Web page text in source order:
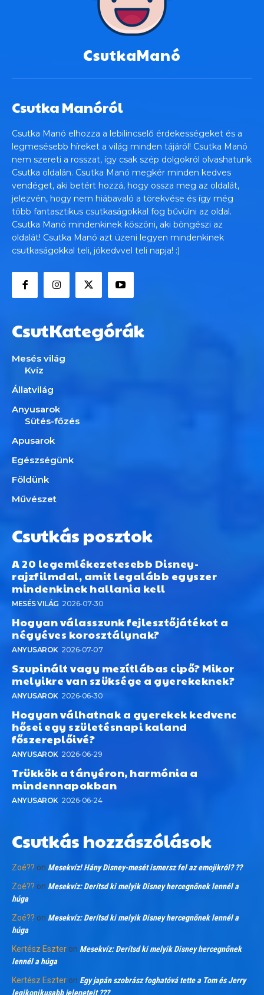
CsutkaManó
Csutka Manóról
Csutka Manó elhozza a lebilincselő érdekességeket és a
legmesésebb híreket a világ minden tájáról! Csutka Manó
nem szereti a rosszat, így csak szép dolgokról olvashatunk
Csutka oldalán. Csutka Manó megkér minden kedves
vendéget, aki betért hozzá, hogy ossza meg az oldalát,
jelezvén, hogy nem hiábavaló a törekvése és így még
több fantasztikus csutkaságokkal fog bűvülni az oldal.
Csutka Manó mindenkinek köszöni, aki böngészi az
oldalát! Csutka Manó azt üzeni legyen mindenkinek
csutkaságokkal teli, jókedvvel teli napja! :)
CsutKategórák
Mesés világ
Kvíz
Állatvilág
Anyusarok
Sütés-főzés
Apusarok
Egészségünk
Földünk
Művészet
Csutkás posztok
A 20 legemlékezetesebb Disney-
rajzfilmdal, amit legalább egyszer
mindenkinek hallania kell
MESÉS VILÁG 2026-07-30
Hogyan válasszunk fejlesztőjátékot a
négyéves korosztálynak?
ANYUSAROK 2026-07-07
Szupinált vagy mezítlábas cipő? Mikor
melyikre van szüksége a gyerekeknek?
ANYUSAROK 2026-06-30
Hogyan válhatnak a gyerekek kedvenc
hősei egy születésnapi kaland
főszereplőivé?
ANYUSAROK 2026-06-29
Trükkök a tányéron, harmónia a
mindennapokban
ANYUSAROK 2026-06-24
Csutkás hozzászólások
Zoé?? on Mesekvíz! Hány Disney-mesét ismersz fel az emojikról? ??
Zoé?? on Mesekvíz: Derítsd ki melyik Disney hercegnőnek lennél a
húga
Zoé?? on Mesekvíz: Derítsd ki melyik Disney hercegnőnek lennél a
húga
Kertész Eszter on Mesekvíz: Derítsd ki melyik Disney hercegnőnek
lennél a húga
Kertész Eszter on Egy japán szobrász foghatóvá tette a Tom és Jerry
legikonikusabb jeleneteit ???